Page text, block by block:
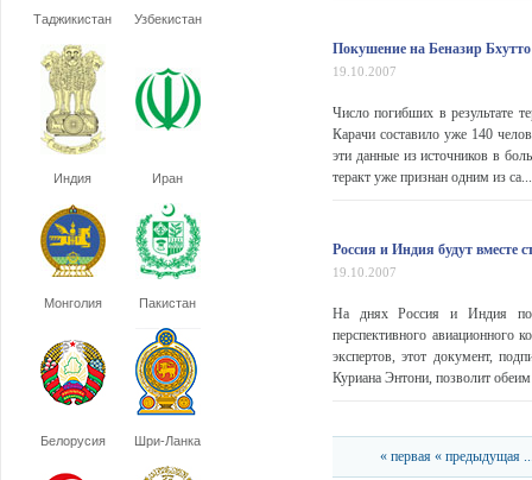
Таджикистан Узбекистан
Индия Иран
Монголия Пакистан
Белорусия Шри-Ланка
Покушение на Беназир
19.10.2007
Число погибших в результате
Карачи составило уже 140
эти данные из источников в
теракт уже признан одним из са...
Россия и Индия будут вместе
19.10.2007
На днях Россия и Индия
перспективного
экспертов, этот документ,
Куриана Энтони, позволит
« первая « предыдущая